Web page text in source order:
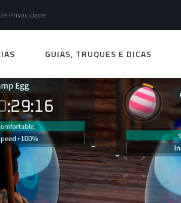
Privacidade
GUIAS, TRUQUES E DICAS